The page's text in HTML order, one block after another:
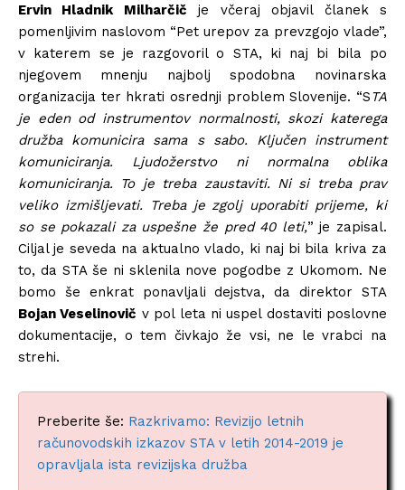
Ervin Hladnik Milharčič je včeraj objavil članek s
pomenljivim naslovom “Pet urepov za prevzgojo vlade”,
v katerem se je razgovoril o STA, ki naj bi bila po
njegovem mnenju najbolj spodobna novinarska
organizacija ter hkrati osrednji problem Slovenije. “STA
je eden od instrumentov normalnosti, skozi katerega
družba komunicira sama s sabo. Ključen instrument
komuniciranja. Ljudožerstvo ni normalna oblika
komuniciranja. To je treba zaustaviti. Ni si treba prav
veliko izmišljevati. Treba je zgolj uporabiti prijeme, ki
so se pokazali za uspešne že pred 40 leti,” je zapisal.
Ciljal je seveda na aktualno vlado, ki naj bi bila kriva za
to, da STA še ni sklenila nove pogodbe z Ukomom. Ne
bomo še enkrat ponavljali dejstva, da direktor STA
Bojan Veselinovič v pol leta ni uspel dostaviti poslovne
dokumentacije, o tem čivkajo že vsi, ne le vrabci na
strehi.
Preberite še: Razkrivamo: Revizijo letnih
računovodskih izkazov STA v letih 2014-2019 je
opravljala ista revizijska družba